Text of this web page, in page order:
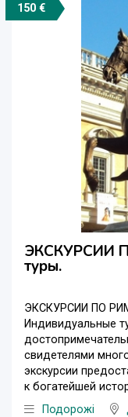
150 €
ЭКСКУРСИИ
туры.
ЭКСКУРСИИ ПО
Индивидуальные
свидетелями
экскурсии
к богатейшей
Подорожі